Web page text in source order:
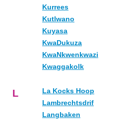
Kurrees
Kutlwano
Kuyasa
KwaDukuza
KwaNkwenkwazi
Kwaggakolk
L
La Kocks Hoop
Lambrechtsdrif
Langbaken